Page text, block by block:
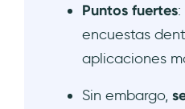
Puntos fuertes:
encuestas
aplicaciones
Sin embargo,